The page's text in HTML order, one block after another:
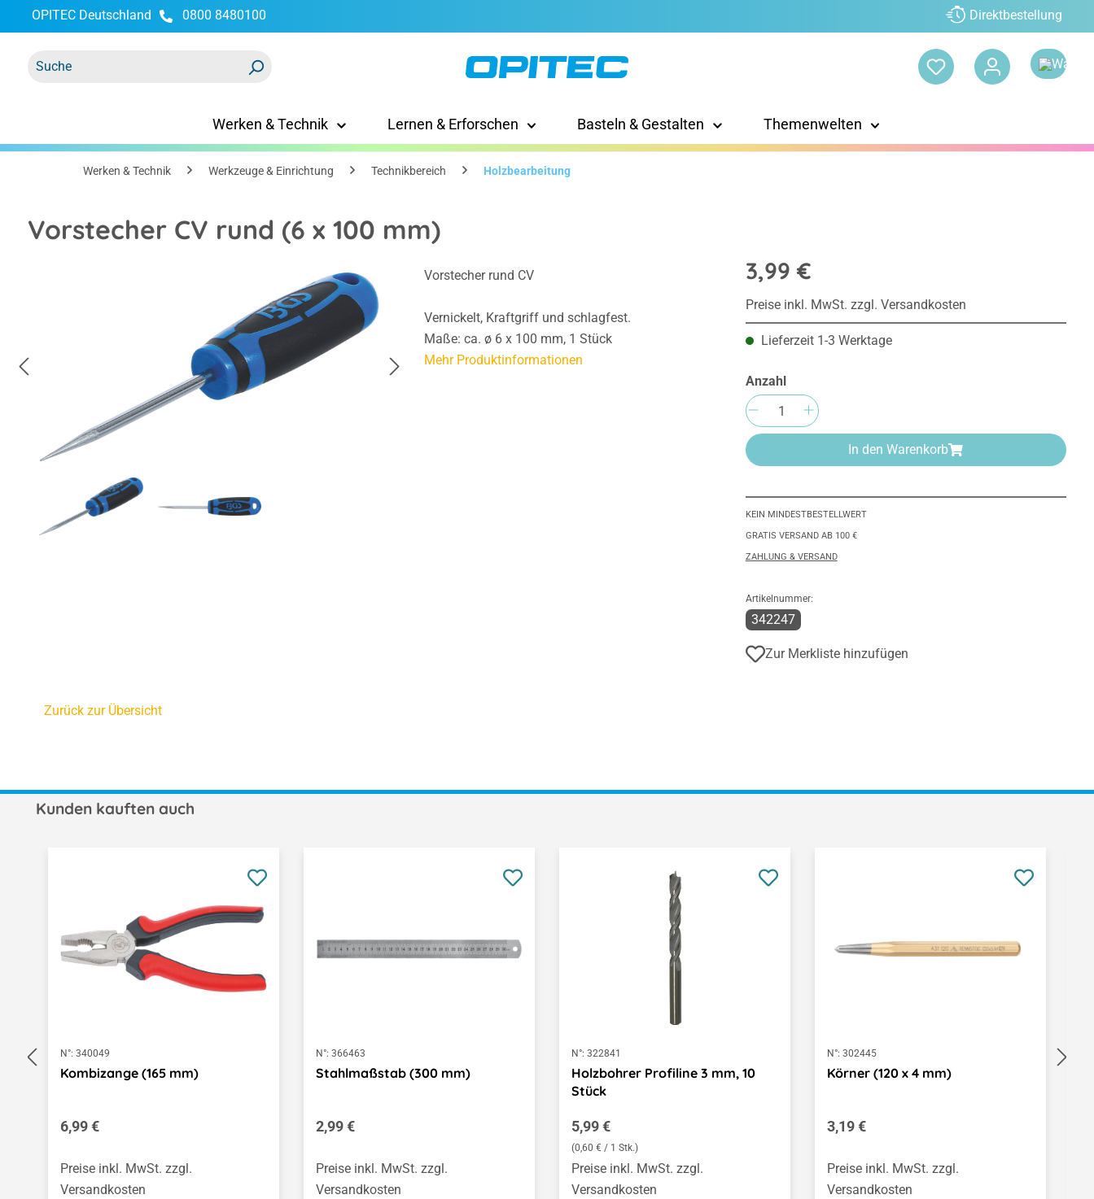
Zur Hauptnavigation springen
OPITEC Deutschland 0800 8480100 Direktbestellung
Werken & Technik Lernen & Erforschen Basteln & Gestalten Themenwelten
Werken & Technik Werkzeuge & Einrichtung Technikbereich Holzbearbeitung
Vorstecher CV rund (6 x 100 mm)
Vorstecher rund CV
Vernickelt, Kraftgriff und schlagfest.
Maße: ca. ø 6 x 100 mm, 1 Stück
Mehr Produktinformationen
3,99 €
Preise inkl. MwSt. zzgl. Versandkosten
Lieferzeit 1-3 Werktage
Anzahl
Produkt Anzahl: Gib den gewünschten
In den Warenkorb
KEIN MINDESTBESTELLWERT
GRATIS VERSAND AB 100 €
ZAHLUNG & VERSAND
Artikelnummer:
342247
Zur Merkliste hinzufügen
Zurück zur Übersicht
Kunden kauften auch
N°: 340049
Kombizange (165 mm)
Regulärer Preis:
6,99 €
Preise inkl. MwSt. zzgl.
Versandkosten
N°: 366463
Stahlmaßstab (300 mm)
Regulärer Preis:
2,99 €
Preise inkl. MwSt. zzgl.
Versandkosten
N°: 322841
Holzbohrer Profiline 3 mm, 10
Stück
Regulärer Preis:
5,99 €
(0,60 € / 1 Stk.)
Preise inkl. MwSt. zzgl.
Versandkosten
N°: 302445
Körner (120 x 4 mm)
Regulärer Preis:
3,19 €
Preise inkl. MwSt. zzgl.
Versandkosten